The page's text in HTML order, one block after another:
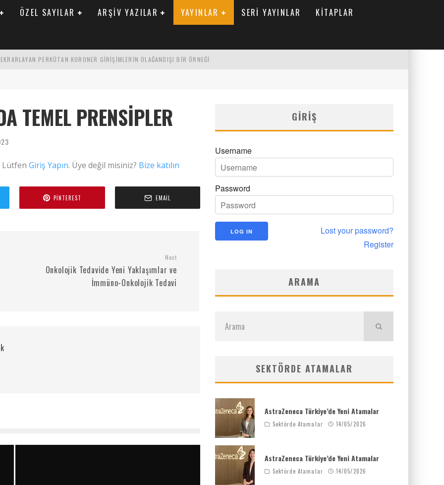
ÖZEL SAYILAR ARŞIV YAZILAR YAYINLAR SERI YAYINLAR KITAPLAR
PERKÜTAN KORONER GIRIŞIMLERIN OLAĞANDIŞI BIR ÖRNEĞI
TRIGLISERID/HDL ORANININ DEĞERLENDIRILMESI
TEMEL PRENSIPLER
Lütfen Giriş Yapın. Üye değil misiniz? Bize katılın
PINTEREST EMAIL
Next
Onkolojik Tedavide Yeni Yaklaşımlar ve
İmmüno-Onkolojik Tedavi
GIRIŞ
Username
Password
Lost your password?
Register
ARAMA
SEKTÖRDE ATAMALAR
AstraZeneca Türkiye’de Yeni Atamalar
Sektörde Atamalar 14/05/2026
AstraZeneca Türkiye’de Yeni Atamalar
Sektörde Atamalar 14/05/2026